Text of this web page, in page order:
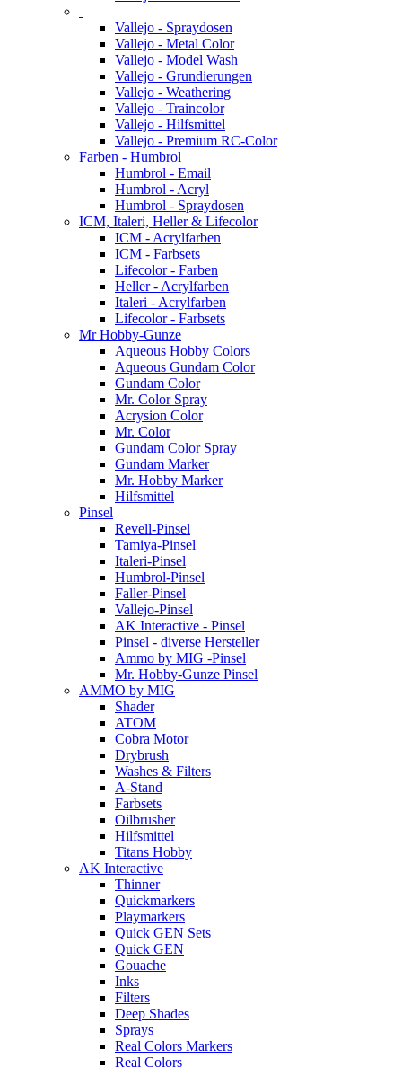
Vallejo - Spraydosen
Vallejo - Metal Color
Vallejo - Model Wash
Vallejo - Grundierungen
Vallejo - Weathering
Vallejo - Traincolor
Vallejo - Hilfsmittel
Vallejo - Premium RC-Color
Farben - Humbrol
Humbrol - Email
Humbrol - Acryl
Humbrol - Spraydosen
ICM, Italeri, Heller & Lifecolor
ICM - Acrylfarben
ICM - Farbsets
Lifecolor - Farben
Heller - Acrylfarben
Italeri - Acrylfarben
Lifecolor - Farbsets
Mr Hobby-Gunze
Aqueous Hobby Colors
Aqueous Gundam Color
Gundam Color
Mr. Color Spray
Acrysion Color
Mr. Color
Gundam Color Spray
Gundam Marker
Mr. Hobby Marker
Hilfsmittel
Pinsel
Revell-Pinsel
Tamiya-Pinsel
Italeri-Pinsel
Humbrol-Pinsel
Faller-Pinsel
Vallejo-Pinsel
AK Interactive - Pinsel
Pinsel - diverse Hersteller
Ammo by MIG -Pinsel
Mr. Hobby-Gunze Pinsel
AMMO by MIG
Shader
ATOM
Cobra Motor
Drybrush
Washes & Filters
A-Stand
Farbsets
Oilbrusher
Hilfsmittel
Titans Hobby
AK Interactive
Thinner
Quickmarkers
Playmarkers
Quick GEN Sets
Quick GEN
Gouache
Inks
Filters
Deep Shades
Sprays
Real Colors Markers
Real Colors